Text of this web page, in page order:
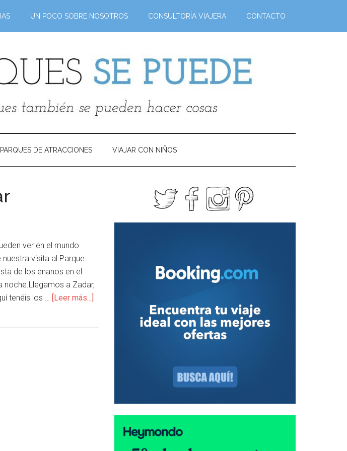
UN POCO SOBRE NOSOTROS CONSULTORÍA VIAJERA CONTACTO
PARQUES DE ATRACCIONES VIAJAR CON NIÑOS
ver en el mundo
visita al Parque
de los enanos en el
noche.Llegamos a Zadar,
tenéis los … [Leer más...]